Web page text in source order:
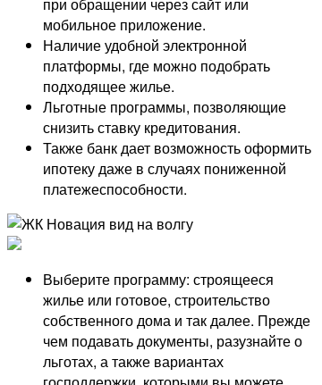
при обращении через сайт или
мобильное приложение.
Наличие удобной электронной
платформы, где можно подобрать
подходящее жилье.
Льготные программы, позволяющие
снизить ставку кредитования.
Также банк дает возможность оформить
ипотеку даже в случаях пониженной
платежеспособности.
Выберите программу: строящееся
жилье или готовое, строительство
собственного дома и так далее. Прежде
чем подавать документы, разузнайте о
льготах, а также вариантах